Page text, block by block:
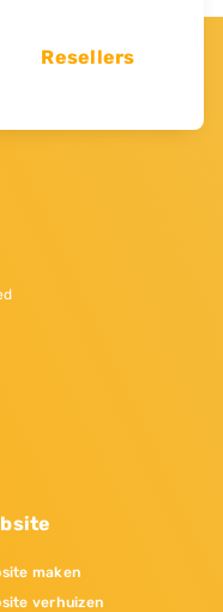
Resellers
maken
verhuizen